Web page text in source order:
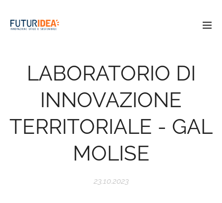
LABORATORIO DI
INNOVAZIONE
TERRITORIALE - GAL
MOLISE
23.10.2023